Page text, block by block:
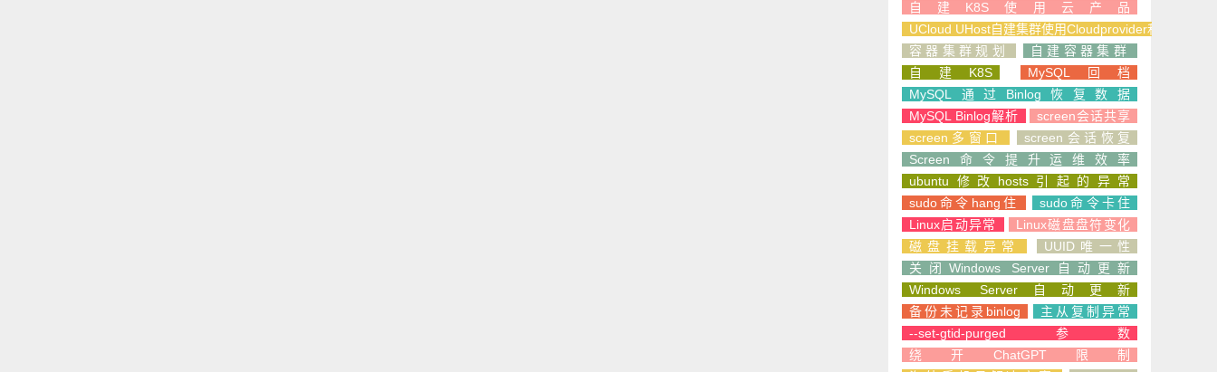
自建K8S使用云产品
UCloud UHost自建集群使用Cloudprovider和CSI
容器集群规划
自建容器集群
自建K8S
MySQL回档
MySQL通过Binlog恢复数据
MySQL Binlog解析
screen会话共享
screen多窗口
screen会话恢复
Screen命令提升运维效率
ubuntu修改hosts引起的异常
sudo命令hang住
sudo命令卡住
Linux启动异常
Linux磁盘盘符变化
磁盘挂载异常
UUID唯一性
关闭Windows Server自动更新
Windows Server自动更新
备份未记录binlog
主从复制异常
--set-gtid-purged参数
绕开ChatGPT限制